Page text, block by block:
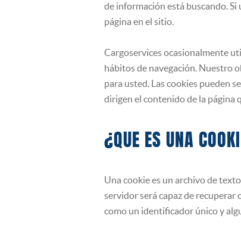
de información está buscando. Si
página en el sitio.
Cargoservices ocasionalmente
hábitos de navegación. Nuestro
para usted. Las cookies pueden
dirigen el contenido de la página
¿QUE ES UNA
Una cookie es un archivo de
servidor será capaz de recuperar
como un identificador único y